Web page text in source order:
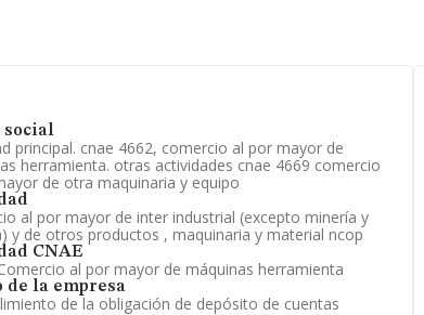
social
principal. cnae 4662, comercio al por mayor de
herramienta. otras actividades cnae 4669 comercio
de otra maquinaria y equipo
al por mayor de inter industrial (excepto minería y
y de otros productos , maquinaria y material ncop
CNAE
al por mayor de máquinas herramienta
de la empresa
de la obligación de depósito de cuentas